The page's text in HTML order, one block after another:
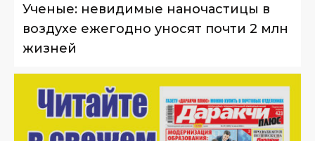
Ученые: невидимые наночастицы в
воздухе ежегодно уносят почти 2 млн
жизней